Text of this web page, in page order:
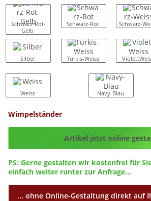
Schwarz-Rot-
Gelb
Schwarz-Rot Schwarz-
Silber Türkis-Weiss
Weiss Navy-Blau
Wimpelständer
Config_ID
Artikel jetzt online
PS: Gerne gestalten wir kostenfrei für
einfach weiter runter zur Anfrage...
... ohne Online-Gestaltung direkt auf